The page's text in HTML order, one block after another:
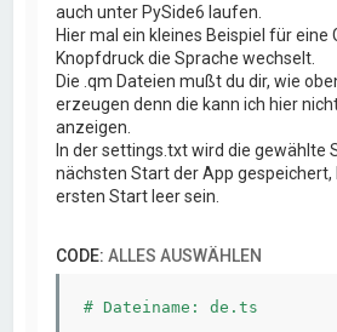
auch unter PySide6 laufen.
Hier mal ein kleines Beispiel für eine
Knopfdruck die Sprache wechselt.
Die .qm Dateien mußt du dir, wie
erzeugen denn die kann ich hier
anzeigen.
In der settings.txt wird die gewählte
nächsten Start der App gespeichert,
ersten Start leer sein.
CODE:ALLES AUSWÄHLEN
# Dateiname: de.ts